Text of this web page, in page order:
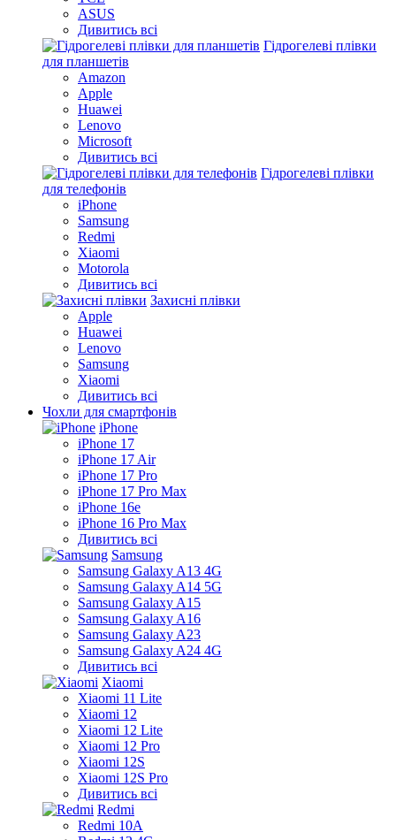
ASUS
Дивитись всі
Гідрогелеві плівки
для планшетів
Amazon
Apple
Huawei
Lenovo
Microsoft
Дивитись всі
Гідрогелеві плівки
для телефонів
iPhone
Samsung
Redmi
Xiaomi
Motorola
Дивитись всі
Захисні плівки
Apple
Huawei
Lenovo
Samsung
Xiaomi
Дивитись всі
Чохли для смартфонів
iPhone
iPhone 17
iPhone 17 Air
iPhone 17 Pro
iPhone 17 Pro Max
iPhone 16e
iPhone 16 Pro Max
Дивитись всі
Samsung
Samsung Galaxy A13 4G
Samsung Galaxy A14 5G
Samsung Galaxy A15
Samsung Galaxy A16
Samsung Galaxy A23
Samsung Galaxy A24 4G
Дивитись всі
Xiaomi
Xiaomi 11 Lite
Xiaomi 12
Xiaomi 12 Lite
Xiaomi 12 Pro
Xiaomi 12S
Xiaomi 12S Pro
Дивитись всі
Redmi
Redmi 10A